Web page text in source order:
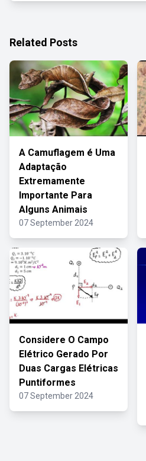
Related Posts
A Camuflagem é Uma
Adaptação
Extremamente
Importante Para
Alguns Animais
07 September 2024
Considere O Campo
Elétrico Gerado Por
Duas Cargas Elétricas
Puntiformes
07 September 2024